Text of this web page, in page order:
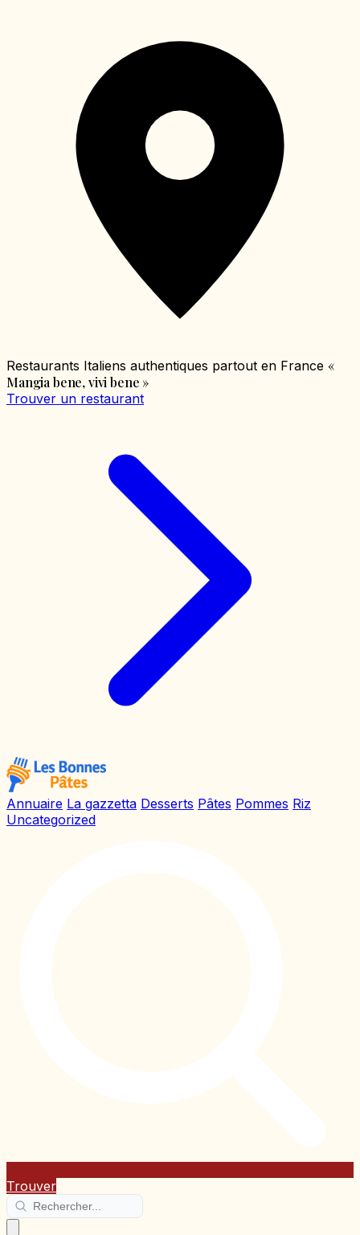
Restaurants Italiens authentiques partout en France «
Mangia bene, vivi bene »
Trouver un restaurant
Annuaire La gazzetta Desserts Pâtes Pommes Riz
Uncategorized
Trouver